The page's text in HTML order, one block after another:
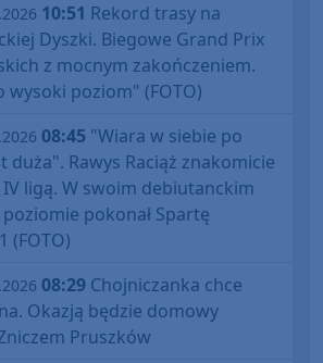
10:51 Rekord trasy na
Dyszki. Biegowe Grand Prix
z mocnym zakończeniem.
wysoki poziom" (FOTO)
08:45 "Wiara w siebie po
duża". Rawys Raciąż znakomicie
IV ligą. W swoim debiutanckim
pokonał Spartę
(FOTO)
08:29 Chojniczanka chce
Okazją będzie domowy
Pruszków